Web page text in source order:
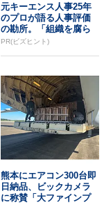
元キーエンス人事25年
のプロが語る人事評価
の勘所。「組織を腐ら
せるNG評価」とは...
PR(ビズヒント)
熊本にエアコン300台即
日納品、ビックカメラ
に称賛「大ファインプ